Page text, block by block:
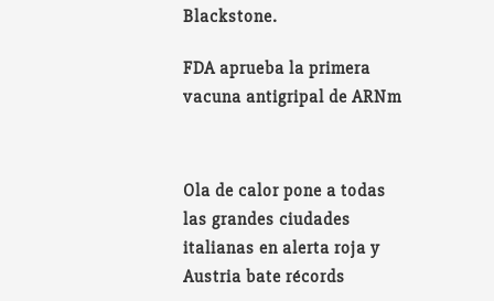
Blackstone.
FDA aprueba la primera
vacuna antigripal de ARNm
Ola de calor pone a todas
las grandes ciudades
italianas en alerta roja y
Austria bate récords